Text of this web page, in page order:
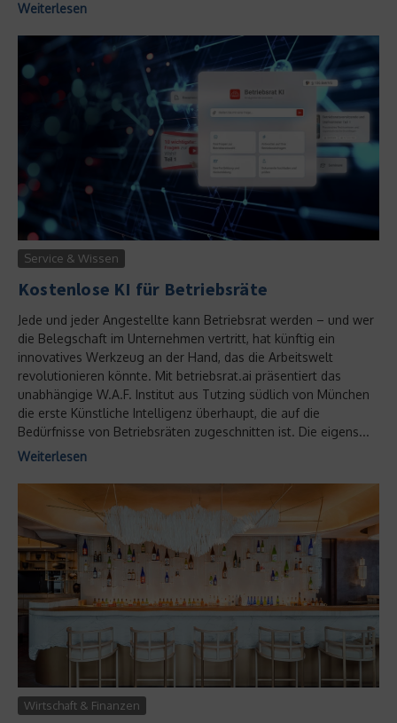
Weiterlesen
Service & Wissen
Kostenlose KI für Betriebsräte
Jede und jeder Angestellte kann Betriebsrat werden – und wer
die Belegschaft im Unternehmen vertritt, hat künftig ein
innovatives Werkzeug an der Hand, das die Arbeitswelt
revolutionieren könnte. Mit betriebsrat.ai präsentiert das
unabhängige W.A.F. Institut aus Tutzing südlich von München
die erste Künstliche Intelligenz überhaupt, die auf die
Bedürfnisse von Betriebsräten zugeschnitten ist. Die eigens...
Weiterlesen
Wirtschaft & Finanzen